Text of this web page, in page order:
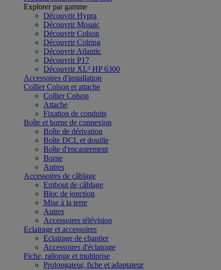
Explorer par gamme
Découvrir Hypra
Découvrir Mosaic
Découvrir Colson
Découvrir Colring
Découvrir Atlantic
Découvrir P17
Découvrir XL³ HP 6300
Accessoires d'installation
Collier Colson et attache
Collier Colson
Attache
Fixation de conduits
Boîte et borne de connexion
Boîte de dérivation
Boîte DCL et douille
Boîte d'encastrement
Borne
Autres
Accessoires de câblage
Embout de câblage
Bloc de jonction
Mise à la terre
Autres
Accessoires télévision
Eclairage et accessoires
Eclairage de chantier
Accessoires d'éclairage
Fiche, rallonge et multiprise
Prolongateur, fiche et adaptateur